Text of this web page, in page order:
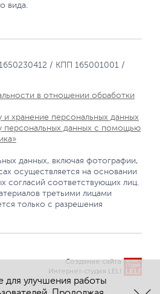
вида.
/ КПП 165001001 /
в отношении обработки
и хранение персональных данных
персональных данных с помощью
данных, включая фотографии,
осуществляется на основании
согласий соответствующих лиц.
третьими лицами
только с разрешения
Создание сайта
Интернет-студия LELI
улучшения работы